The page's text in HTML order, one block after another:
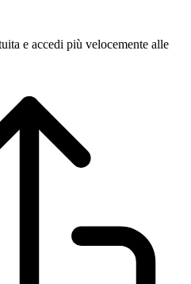
e accedi più velocemente alle